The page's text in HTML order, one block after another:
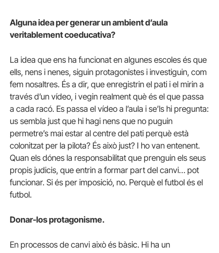
Alguna idea per generar un ambient d’aula
veritablement coeducativa?
La idea que ens ha funcionat en algunes escoles és que
ells, nens i nenes, siguin protagonistes i investiguin, com
fem nosaltres. És a dir, que enregistrin el pati i el mirin a
través d’un vídeo, i vegin realment què és el que passa
a cada racó. Es passa el vídeo a l’aula i se’ls hi pregunta:
us sembla just que hi hagi nens que no puguin
permetre’s mai estar al centre del pati perquè està
colonitzat per la pilota? És això just? I ho van entenent.
Quan els dónes la responsabilitat que prenguin els seus
propis judicis, que entrin a formar part del canvi… pot
funcionar. Si és per imposició, no. Perquè el futbol és el
futbol.
Donar-los protagonisme.
En processos de canvi això és bàsic. Hi ha un